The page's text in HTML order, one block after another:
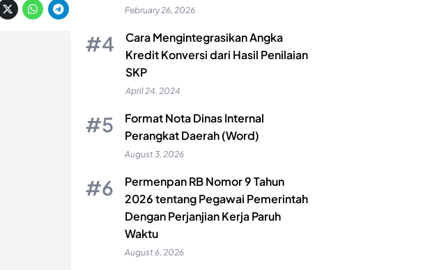
February 26, 2026
Cara Mengintegrasikan Angka
Kredit Konversi dari Hasil Penilaian
SKP
April 24, 2024
Format Nota Dinas Internal
Perangkat Daerah (Word)
August 3, 2026
Permenpan RB Nomor 9 Tahun
2026 tentang Pegawai Pemerintah
Dengan Perjanjian Kerja Paruh
Waktu
August 6, 2026